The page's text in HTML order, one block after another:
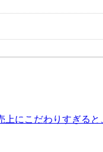
上にこだわりすぎる